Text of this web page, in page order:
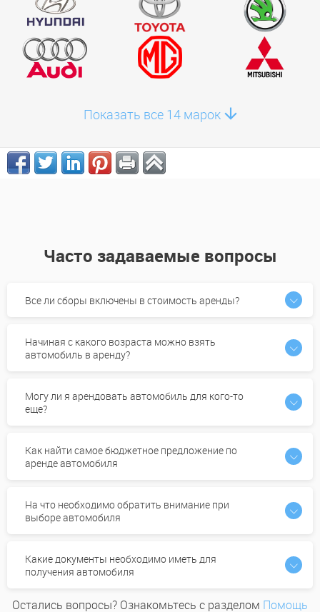
Показать все 14 марок
Часто задаваемые вопросы
Все ли сборы включены в стоимость аренды?
Начиная с какого возраста можно взять
автомобиль в аренду?
Могу ли я арендовать автомобиль для кого-то
еще?
Как найти самое бюджетное предложение по
аренде автомобиля
На что необходимо обратить внимание при
выборе автомобиля
Какие документы необходимо иметь для
получения автомобиля
Остались вопросы? Ознакомьтесь с разделом Помощь